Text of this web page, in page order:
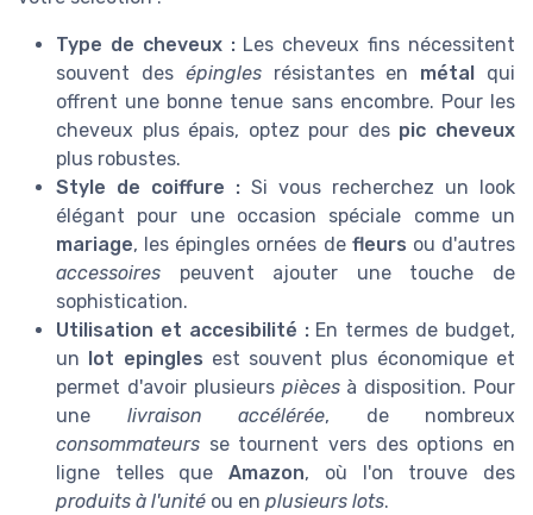
Type de cheveux :Les cheveux fins nécessitent
souvent des épinglesrésistantes en métal
qui
offrent une bonne tenue sans encombre. Pour les
cheveux plus épais, optez pour des pic cheveux
plus robustes.
Style de coiffure : Si vous recherchez un look
élégant pour une occasion spéciale comme un
mariage, les épingles ornées de fleurs ou d'autres
accessoires peuvent ajouter une touche de
sophistication.
Utilisation et accesibilité :En termes de budget,
un
lot epingles est souvent plus économique et
permet d'avoir plusieurs piècesà disposition. Pour
une livraison accélérée, de nombreux
consommateurs se tournent vers des options en
ligne telles queAmazon, où l'on trouve des
produits à l'unité ou en plusieurs lots.